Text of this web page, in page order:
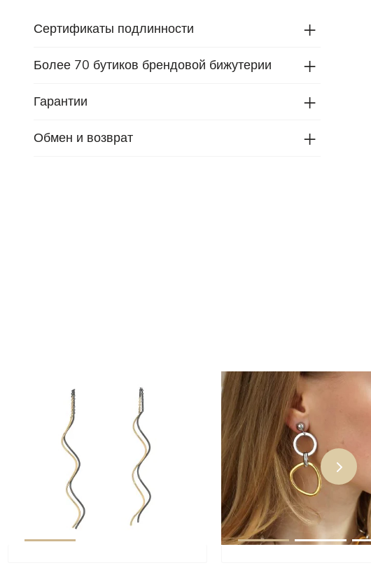
Сертификаты подлинности
Более 70 бутиков брендовой бижутерии
Гарантии
Обмен и возврат